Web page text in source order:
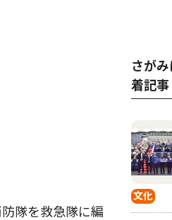
隊を救急隊に編
さが
着記事
文化